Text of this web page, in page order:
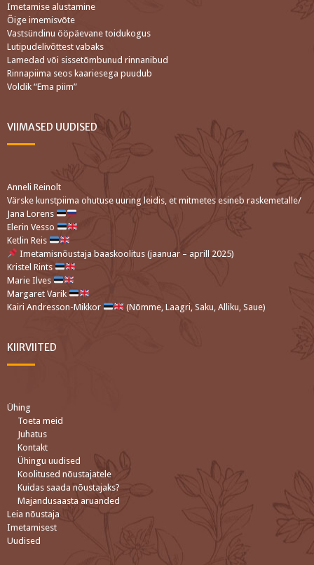
Imetamise alustamine
Õige imemisvõte
Vastsündinu ööpäevane toidukogus
Lutipudelivõttest vabaks
Lamedad või sissetõmbunud rinnanibud
Rinnapiima seos kaariesega puudub
Voldik “Ema piim”
VIIMASED UUDISED
Anneli Reinolt
Värske kunstpiima ohutuse uuring leidis, et mitmetes esineb raskemetalle/
Jana Lorens
Elerin Vesso
Ketlin Reis
Imetamisnõustaja baaskoolitus (jaanuar – aprill 2025)
Kristel Rints
Marie Ilves
Margaret Varik
Kairi Andresson-Mikkor
(Nõmme, Laagri, Saku, Alliku, Saue)
KIIRVIITED
Ühing
Toeta meid
Juhatus
Kontakt
Ühingu uudised
Koolitused nõustajatele
Kuidas saada nõustajaks?
Majandusaasta aruanded
Leia nõustaja
Imetamisest
Uudised